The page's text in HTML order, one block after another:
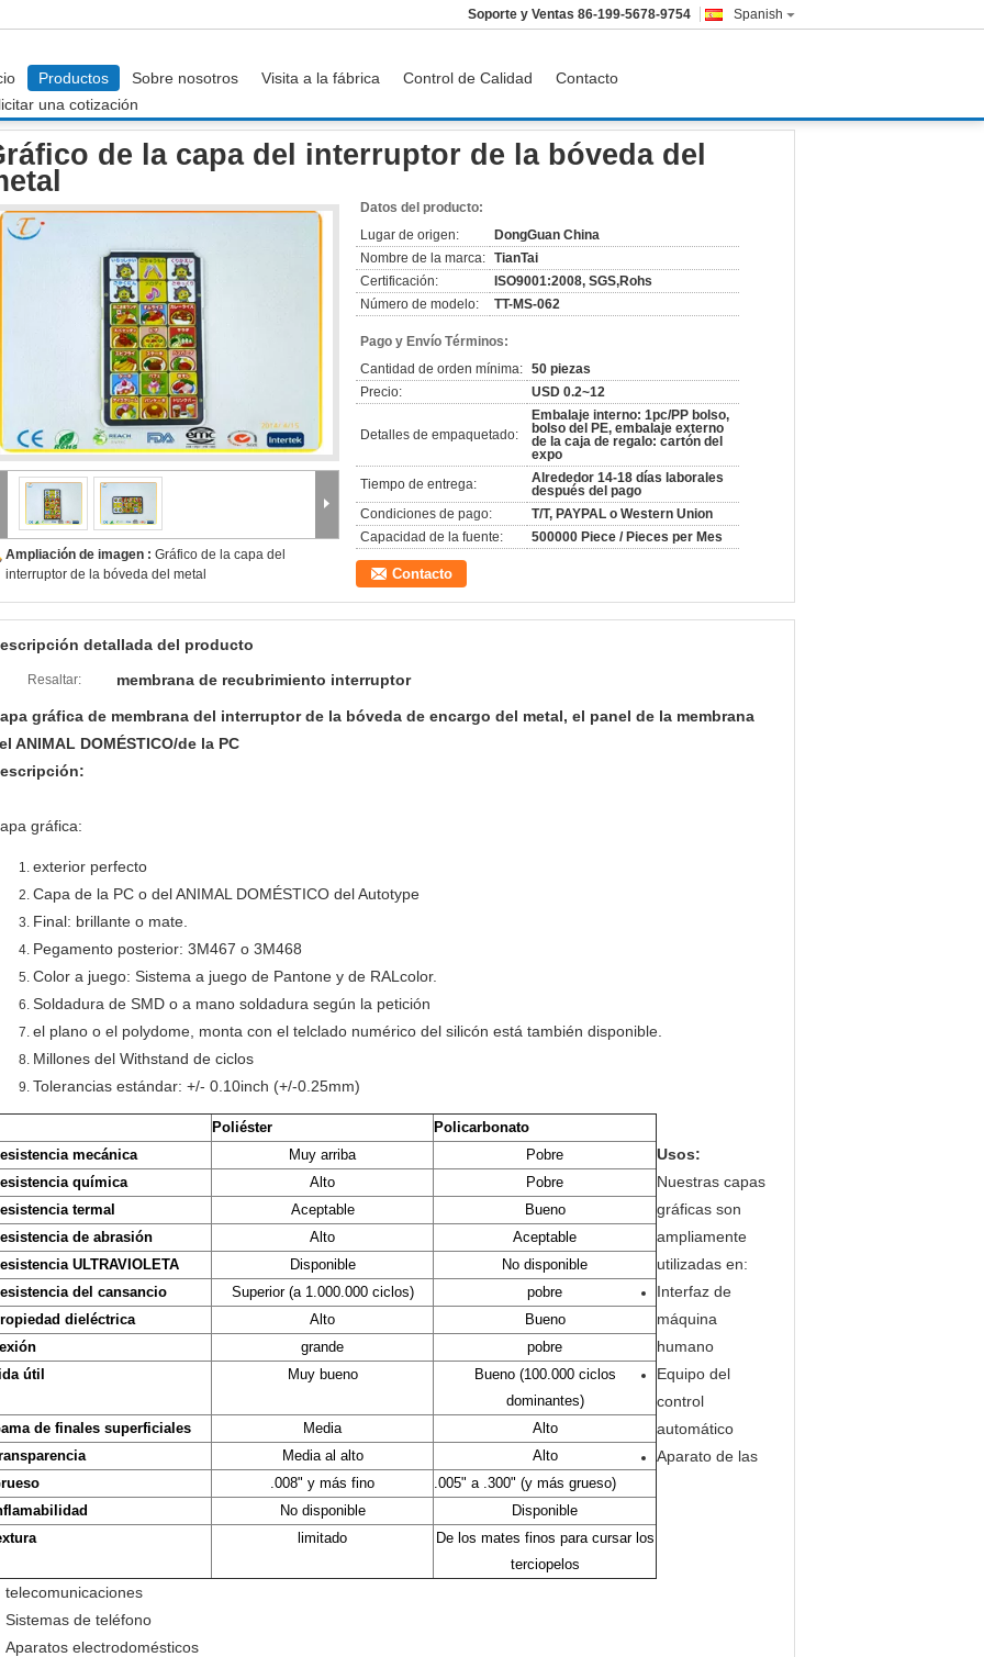
Spanish
Soporte y Ventas 86-199-5678-9754
Productos Sobre nosotros Visita a la fábrica Control de Calidad
Contacto
una cotización
Gráfico de la capa del interruptor de la bóveda del metal
de la capa del interruptor de la bóveda del
Ampliación de imagen : Gráfico de la capa del
interruptor de la bóveda del metal
Datos del producto:
Lugar de origen:
DongGuan China
Nombre de la marca: TianTai
Certificación:
ISO9001:2008, SGS,Rohs
Número de modelo:
TT-MS-062
Pago y Envío Términos:
Cantidad de orden mínima: 50 piezas
Precio:
USD 0.2~12
Detalles de empaquetado:
Embalaje interno: 1pc/PP bolso,
bolso del PE, embalaje externo
de la caja de regalo: cartón del
expo
Tiempo de entrega:
Alrededor 14-18 días laborales
después del pago
Condiciones de pago:
T/T, PAYPAL o Western Union
Capacidad de la fuente:
500000 Piece / Pieces per Mes
Contacto
detallada del producto
Resaltar: membrana de recubrimiento interruptor
gráfica de membrana del interruptor de la bóveda de encargo del metal, el panel de la membrana
ANIMAL DOMÉSTICO/de la PC
gráfica:
exterior perfecto
Capa de la PC o del ANIMAL DOMÉSTICO del Autotype
Final: brillante o mate.
Pegamento posterior: 3M467 o 3M468
Color a juego: Sistema a juego de Pantone y de RALcolor.
Soldadura de SMD o a mano soldadura según la petición
el plano o el polydome, monta con el telclado numérico del silicón está también disponible.
Millones del Withstand de ciclos
Tolerancias estándar: +/- 0.10inch (+/-0.25mm)
Poliéster
Policarbonato
mecánica
Muy arriba
Pobre
química
Alto
Pobre
termal
Aceptable
Bueno
de abrasión
Alto
Aceptable
ULTRAVIOLETA
Disponible
No disponible
del cansancio
Superior (a 1.000.000 ciclos)
pobre
dieléctrica
Alto
Bueno
grande
pobre
útil
Muy bueno
Bueno (100.000 ciclos
dominantes)
de finales superficiales
Media
Alto
Media al alto
Alto
.008" y más fino
.005" a .300" (y más grueso)
No disponible
Disponible
limitado
De los mates finos para cursar los
terciopelos
Usos:
Nuestras capas
gráficas son
ampliamente
utilizadas en:
Interfaz de
máquina
humano
Equipo del
control
automático
Aparato de las
telecomunicaciones
Sistemas de teléfono
Aparatos electrodomésticos